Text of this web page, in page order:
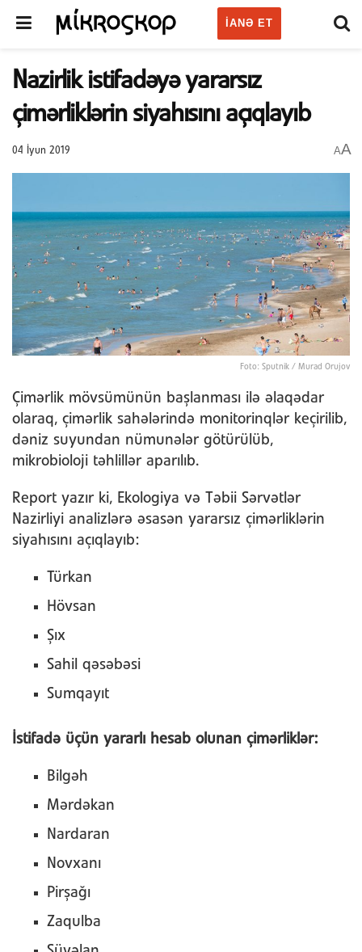
IANƏ ET
Nazirlik istifadəyə yararsız
çimərliklərin siyahısını açıqlayıb
04 İyun 2019 AA
Foto: Sputnik / Murad Orujov
Çimərlik mövsümünün başlanması ilə əlaqədar
olaraq, çimərlik sahələrində monitorinqlər keçirilib,
dəniz suyundan nümunələr götürülüb,
mikrobioloji təhlillər aparılıb.
Report yazır ki, Ekologiya və Təbii Sərvətlər
Nazirliyi analizlərə əsasən yararsız çimərliklərin
siyahısını açıqlayıb:
Türkan
Hövsan
Şıx
Sahil qəsəbəsi
Sumqayıt
İstifadə üçün yararlı hesab olunan çimərliklər:
Bilgəh
Mərdəkan
Nardaran
Novxanı
Pirşağı
Zaqulba